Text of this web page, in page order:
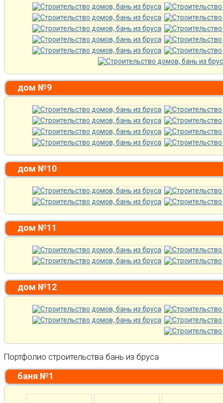
дом №9
дом №10
дом №11
дом №12
Портфолио строительства бань из бруса
баня №1